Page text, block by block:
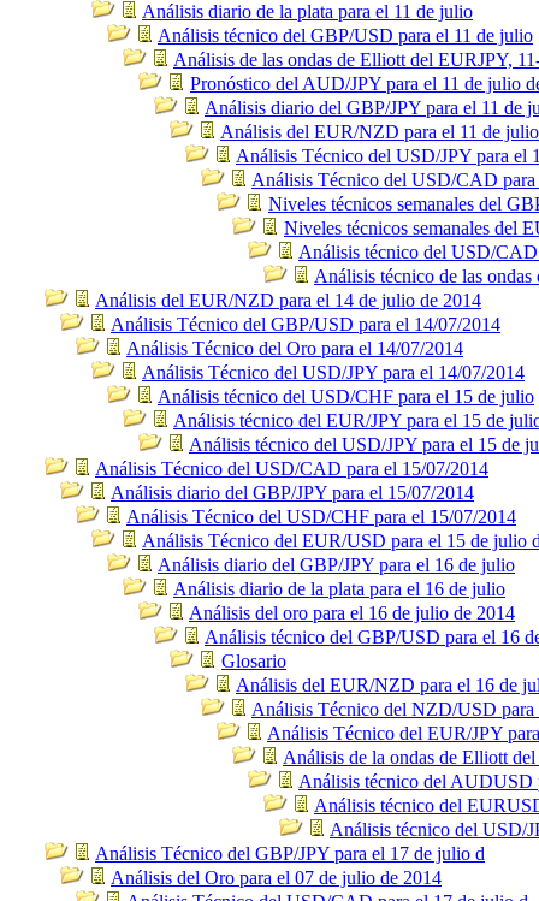
Análisis diario de la plata para el 11 de julio
Análisis técnico del GBP/USD para el 11 de julio
Análisis de las ondas de Elliott del EURJPY,
Pronóstico del AUD/JPY para el 11 de julio
Análisis diario del GBP/JPY para el 11 de
Análisis del EUR/NZD para el 11 de
Análisis Técnico del USD/JPY para el
Análisis Técnico del USD/CAD
Niveles técnicos semanales del
Niveles técnicos semanales del
Análisis técnico del USD/
Análisis técnico de las
Análisis del EUR/NZD para el 14 de julio de 2014
Análisis Técnico del GBP/USD para el 14/07/2014
Análisis Técnico del Oro para el 14/07/2014
Análisis Técnico del USD/JPY para el 14/07/2014
Análisis técnico del USD/CHF para el 15 de julio
Análisis técnico del EUR/JPY para el 15 de
Análisis técnico del USD/JPY para el 15 de
Análisis Técnico del USD/CAD para el 15/07/2014
Análisis diario del GBP/JPY para el 15/07/2014
Análisis Técnico del USD/CHF para el 15/07/2014
Análisis Técnico del EUR/USD para el 15 de julio
Análisis diario del GBP/JPY para el 16 de julio
Análisis diario de la plata para el 16 de julio
Análisis del oro para el 16 de julio de 2014
Análisis técnico del GBP/USD para el 16
Glosario
Análisis del EUR/NZD para el 16 de
Análisis Técnico del NZD/USD para
Análisis Técnico del EUR/JPY
Análisis de la ondas de Elliott
Análisis técnico del AUDUSD
Análisis técnico del
Análisis técnico del USD/
Análisis Técnico del GBP/JPY para el 17 de julio d
Análisis del Oro para el 07 de julio de 2014